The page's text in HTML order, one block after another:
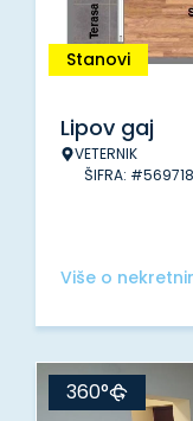
Stanovi
Lipov gaj
VETERNIK
ŠIFRA: #569718
Više o
360°